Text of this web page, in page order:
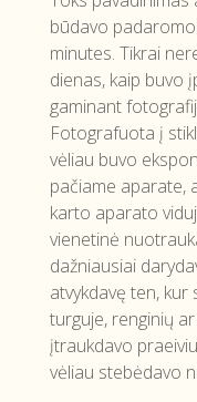
būdavo
minutes. Tikrai
dienas, kaip buvo
gaminant
Fotografuota į
vėliau buvo
pačiame aparate,
karto aparato
vienetinė
dažniausiai
atvykdavę ten,
turguje, renginių
įtraukdavo
vėliau stebėdavo